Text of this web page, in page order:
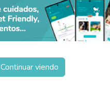
Continuar viendo